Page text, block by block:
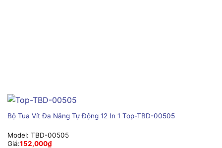
Bộ Tua Vít Đa Năng Tự Động 12 In 1 Top-TBD-00505
Model: TBD-00505
Giá:152,000₫